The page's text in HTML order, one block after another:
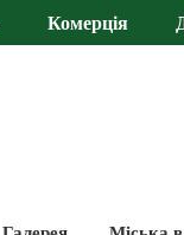
Комерція